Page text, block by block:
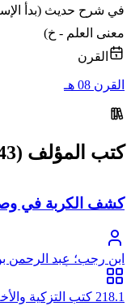
في شرح حديث (بدأ
معنى العلم - خ)
القرن
القرن 08 هـ
كتب المؤلف (43)
كشف الكربة في
ابن رجب؛ عبد الرحمن
الدمشقي، أبو الفرج، زين
218.1 كتب التزكية والأخلاق والآداب